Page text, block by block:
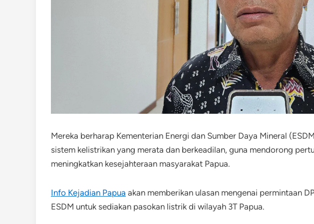
Mereka berharap Kementerian Energi dan Sumber Daya Mineral
sistem kelistrikan yang merata dan berkeadilan, guna mendorong
meningkatkan kesejahteraan masyarakat Papua.
Info Kejadian Papua akan memberikan ulasan mengenai permintaan
ESDM untuk sediakan pasokan listrik di wilayah 3T Papua.